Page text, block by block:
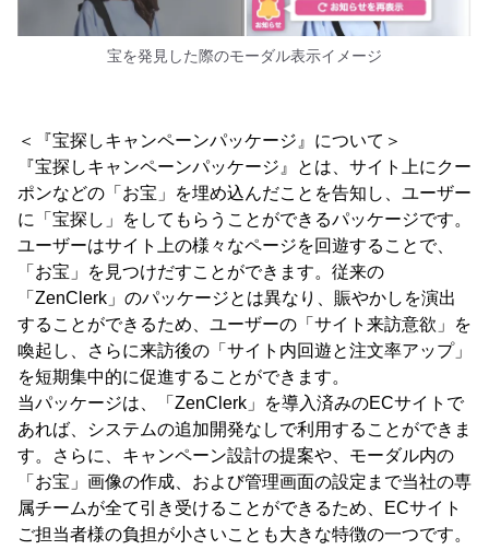
宝を発見した際のモーダル表示イメージ
＜『宝探しキャンペーンパッケージ』について＞
『宝探しキャンペーンパッケージ』とは、サイト上にクー
ポンなどの「お宝」を埋め込んだことを告知し、ユーザー
に「宝探し」をしてもらうことができるパッケージです。
ユーザーはサイト上の様々なページを回遊することで、
「お宝」を見つけだすことができます。従来の
「ZenClerk」のパッケージとは異なり、賑やかしを演出
することができるため、ユーザーの「サイト来訪意欲」を
喚起し、さらに来訪後の「サイト内回遊と注文率アップ」
を短期集中的に促進することができます。
当パッケージは、「ZenClerk」を導入済みのECサイトで
あれば、システムの追加開発なしで利用することができま
す。さらに、キャンペーン設計の提案や、モーダル内の
「お宝」画像の作成、および管理画面の設定まで当社の専
属チームが全て引き受けることができるため、ECサイト
ご担当者様の負担が小さいことも大きな特徴の一つです。